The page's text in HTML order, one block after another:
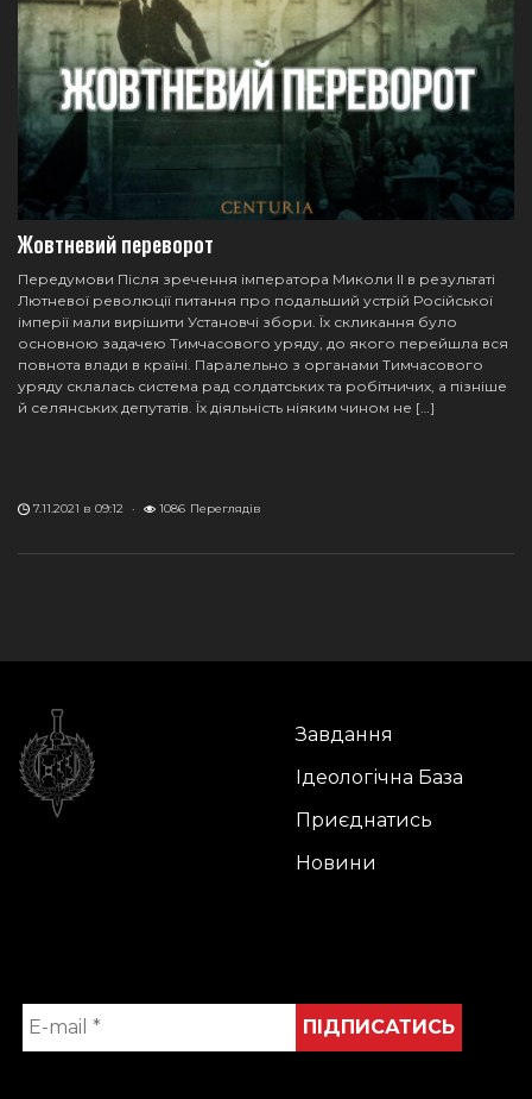
Жовтневий переворот
Передумови Після зречення імператора Миколи II в результаті
Лютневої революції питання про подальший устрій Російської
імперії мали вирішити Установчі збори. Їх скликання було
основною задачею Тимчасового уряду, до якого перейшла вся
повнота влади в країні. Паралельно з органами Тимчасового
уряду склалась система рад солдатських та робітничих, а пізніше
й селянських депутатів. Їх діяльність ніяким чином не […]
7.11.2021 в 09:12 · 1086 Переглядів
Завдання
Ідеологічна База
Приєднатись
Новини